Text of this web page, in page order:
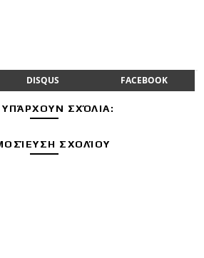
DISQUS FACEBOOK
ΣΧΌΛΙΑ:
ΣΧΟΛΊΟΥ